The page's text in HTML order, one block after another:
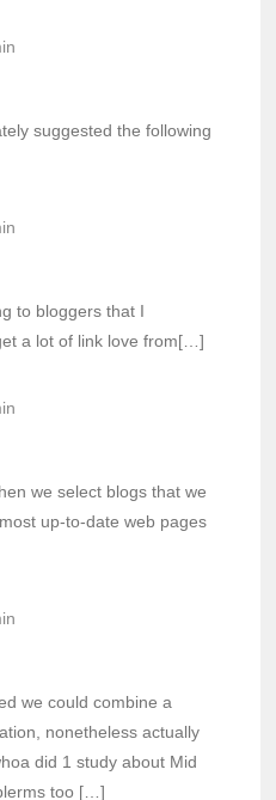
suggested the following
to bloggers that I
a lot of link love from[…]
we select blogs that we
up-to-date web pages
we could combine a
nonetheless actually
did 1 study about Mid
too […]